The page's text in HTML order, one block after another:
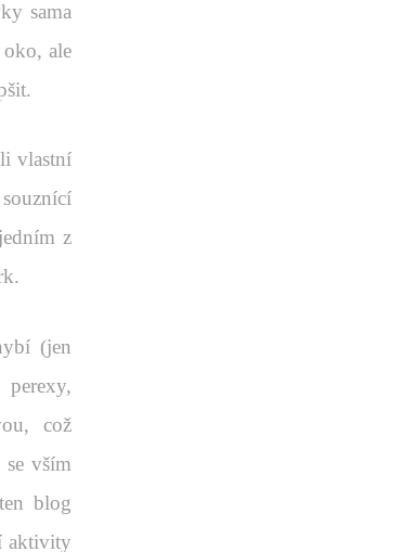
sama
ale
vlastní
z
(jen
což
vším
blog
aktivity